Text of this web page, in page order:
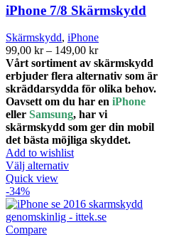
olika
alternativen
kan
väljas
på
produktsidan
iPhone 7/8 Skärmskydd
Skärmskydd, iPhone
99,00 kr – 149,00 krPrisintervall:
99,00 kr
till
149,00 kr
Vårt sortiment av skärmskydd
erbjuder flera alternativ som är
skräddarsydda för olika behov.
Oavsett om du har en iPhone
eller Samsung, har vi
skärmskydd som ger din mobil
det bästa möjliga skyddet.
Add to wishlist
Välj alternativDen
har
flera
Quick view
-34%
Compare